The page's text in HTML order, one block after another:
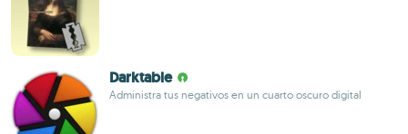
Darktable
Administra tus negativos en un cuarto oscuro digital